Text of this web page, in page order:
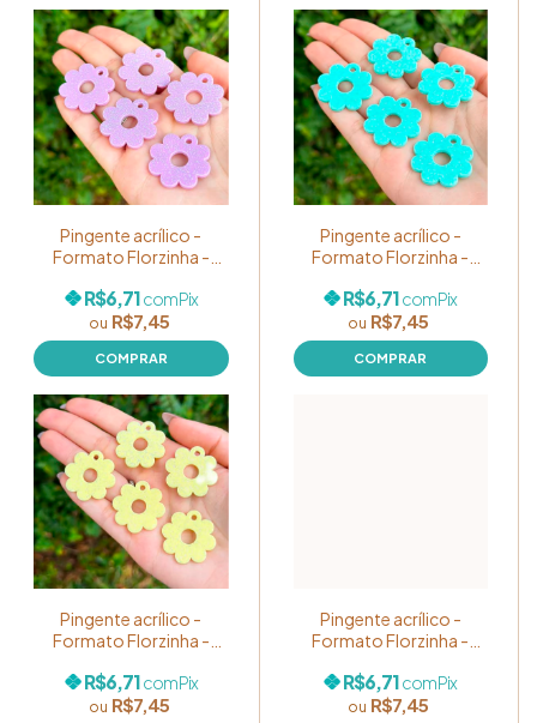
Pingente acrílico -
Formato Florzinha -
Candy Color - Pacote
com 05 unidades
R$7,45
R$6,71comPix
Pingente acrílico -
Formato Florzinha -
GLITTER Candy Color -
Pacote com 05
unidades
R$7,45
R$6,71comPix
Pingente acrílico -
Formato Florzinha -
GLITTER Candy Color -
Pacote com 05
R$7,45
R$6,71comPix
Pingente acrílico -
Formato Florzinha -
Candy Color - Pacote
com 05 unidades
R$7,45
R$6,71comPix